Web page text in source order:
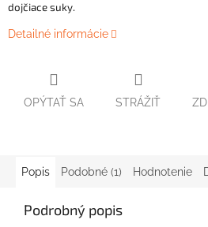
dojčiace suky.
Detailné informácie
OPÝTAŤ SA STRÁŽIŤ
Popis Podobné (1) Hodnotenie
Podrobný popis